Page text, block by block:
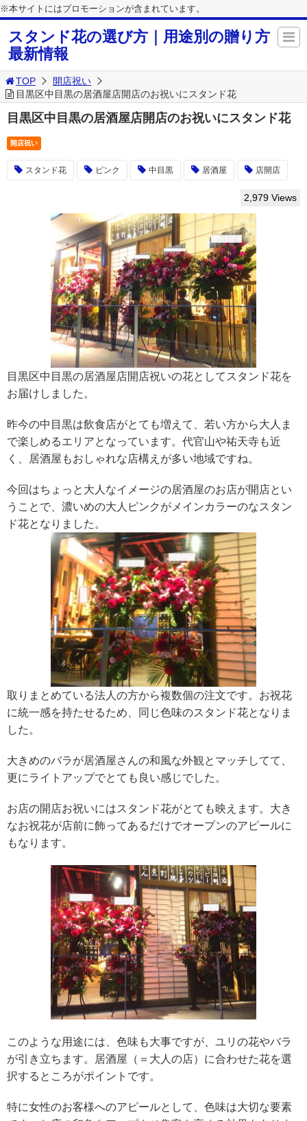
※本サイトにはプロモーションが含まれています。
スタンド花の選び方｜用途別の贈り方
最新情報
TOP
開店祝い
目黒区中目黒の居酒屋店開店のお祝いにスタンド花
目黒区中目黒の居酒屋店開店のお祝いにスタンド花
開店祝い
スタンド花 ピンク 中目黒 居酒屋 店開店
2,979 Views
目黒区中目黒の居酒屋店開店祝いの花としてスタンド花を
お届けしました。
昨今の中目黒は飲食店がとても増えて、若い方から大人ま
で楽しめるエリアとなっています。代官山や祐天寺も近
く、居酒屋もおしゃれな店構えが多い地域ですね。
今回はちょっと大人なイメージの居酒屋のお店が開店とい
うことで、濃いめの大人ピンクがメインカラーのなスタン
ド花となりました。
取りまとめている法人の方から複数個の注文です。お祝花
に統一感を持たせるため、同じ色味のスタンド花となりま
した。
大きめのバラが居酒屋さんの和風な外観とマッチしてて、
更にライトアップでとても良い感じでした。
お店の開店お祝いにはスタンド花がとても映えます。大き
なお祝花が店前に飾ってあるだけでオープンのアピールに
もなります。
このような用途には、色味も大事ですが、ユリの花やバラ
が引き立ちます。居酒屋（＝大人の店）に合わせた花を選
択するところがポイントです。
特に女性のお客様へのアピールとして、色味は大切な要素